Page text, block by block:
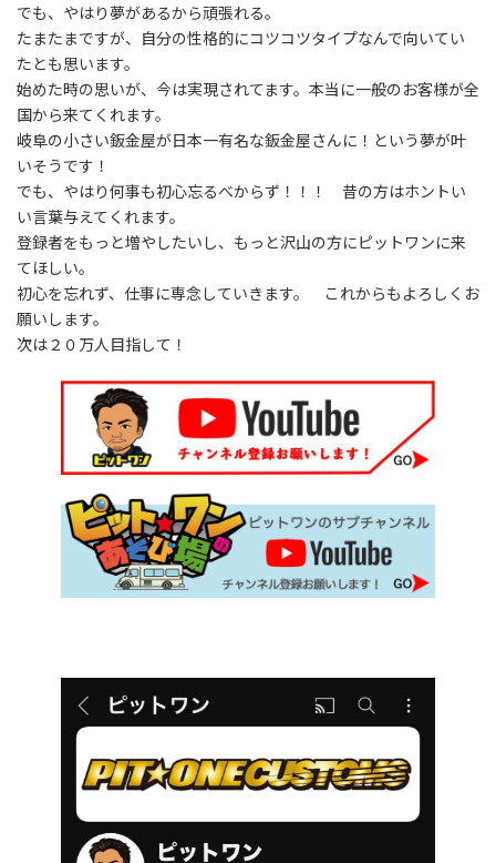
でも、やはり夢があるから頑張れる。
たまたまですが、自分の性格的にコツコツタイプなんで向いてい
たとも思います。
始めた時の思いが、今は実現されてます。本当に一般のお客様が全
国から来てくれます。
岐阜の小さい鈑金屋が日本一有名な鈑金屋さんに！という夢が叶
いそうです！
でも、やはり何事も初心忘るべからず！！！ 昔の方はホントい
い言葉与えてくれます。
登録者をもっと増やしたいし、もっと沢山の方にピットワンに来
てほしい。
初心を忘れず、仕事に専念していきます。 これからもよろしくお
願いします。
次は２０万人目指して！